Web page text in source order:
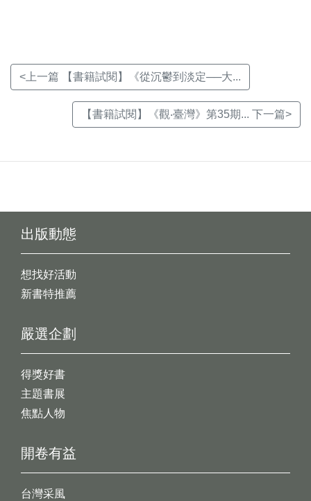
<上一篇 【書籍試閱】《從沉鬱到淡定──大...
【書籍試閱】《觀‧臺灣》第35期... 下一篇>
出版動態
想找好活動
新書特推薦
開卷有益
台灣采風
嚴選企劃
得獎好書
主題書展
焦點人物